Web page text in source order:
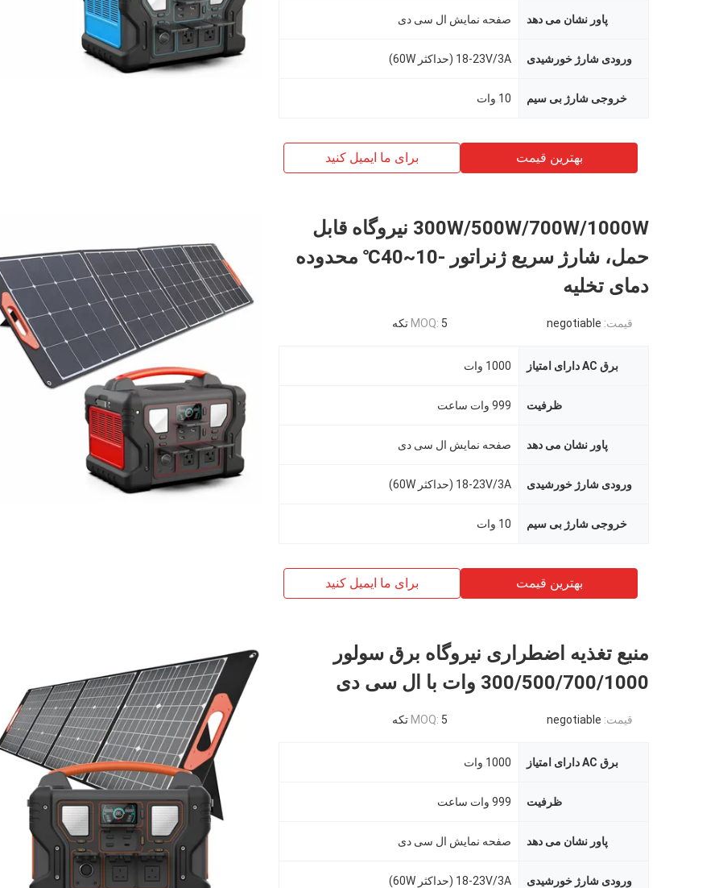
پاور نشان می دهد صفحه نمایش ال سی دی
ورودی شارژ خورشیدی 18-23V/3A (حداکثر 60W)
خروجی شارژ بی سیم 10 وات
بهترین قیمت برای ما ایمیل کنید
300W/500W/700W/1000W نیروگاه قابل
حمل، شارژ سریع ژنراتور -10~40℃ محدوده
دمای تخلیه
قیمت: negotiable
MOQ: 5 تکه
برق AC دارای امتیاز 1000 وات
ظرفیت 999 وات ساعت
پاور نشان می دهد صفحه نمایش ال سی دی
ورودی شارژ خورشیدی 18-23V/3A (حداکثر 60W)
خروجی شارژ بی سیم 10 وات
بهترین قیمت برای ما ایمیل کنید
منبع تغذیه اضطراری نیروگاه برق سولور
300/500/700/1000 وات با ال سی دی
قیمت: negotiable
MOQ: 5 تکه
برق AC دارای امتیاز 1000 وات
ظرفیت 999 وات ساعت
پاور نشان می دهد صفحه نمایش ال سی دی
ورودی شارژ خورشیدی 18-23V/3A (حداکثر 60W)